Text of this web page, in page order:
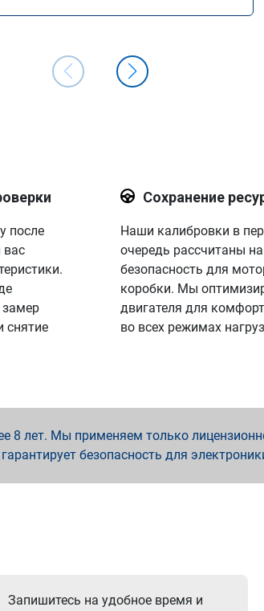
после
вас
снятие
Сохранение
Наши калибровки в
очередь рассчитаны на
безопасность для
коробки. Мы
двигателя для
во всех режимах
лет. Мы применяем только
безопасность для
Запишитесь на удобное время и